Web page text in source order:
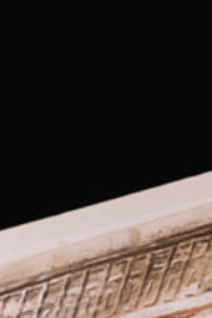
NEGALIA